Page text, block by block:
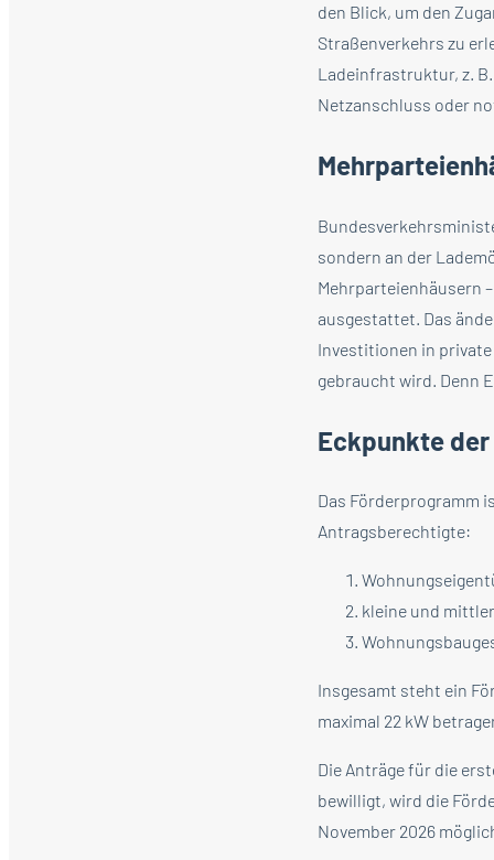
den Blick, um den
Straßenverkehrs zu
Ladeinfrastruktur, z.
Netzanschluss oder
sondern an der
Mehrparteienhäusern
ausgestattet. Das
Investitionen in
gebraucht wird. Denn
Eckpunkte
Das Förderprogramm
Antragsberechtigte:
kleine und
Insgesamt steht ein
maximal 22 kW
Die Anträge für die
bewilligt, wird die
November 2026